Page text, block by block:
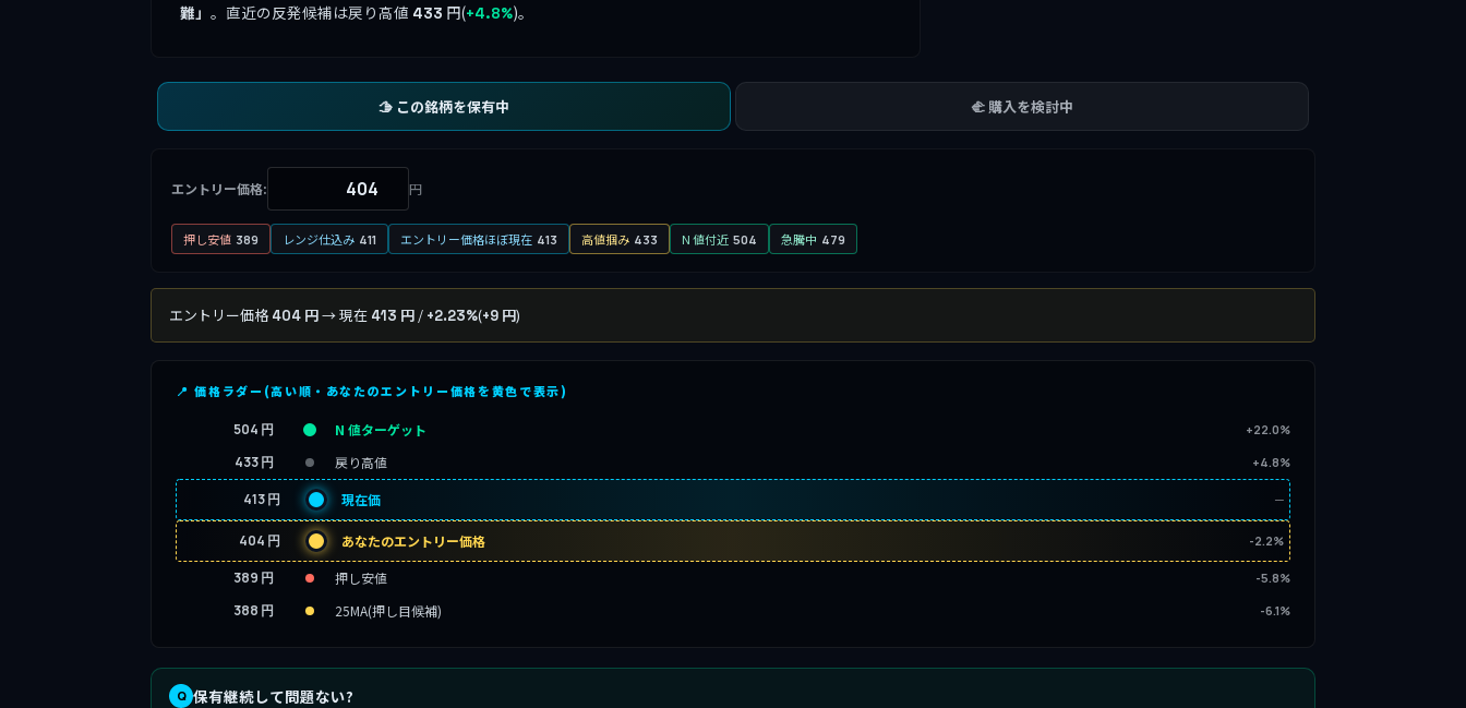
難」 。直近の反発候補は戻り高値 433 円(+4.8%)。
🫱 この銘柄を保有中 🫲 購入を検討中
エントリー価格: 円
押し安値 389 レンジ仕込み 411 エントリー価格ほぼ現在 413 高値掴み 433 N 値付近 504 急騰中 479
エントリー価格 404 円→ 現在 413 円 / +2.23%(+9 円)
📍 価格ラダー(高い順・あなたのエントリー価格を黄色で表示)
504 円 N 値ターゲット +22.0%
433 円 戻り高値 +4.8%
413 円 現在価 ─
404 円 あなたのエントリー価格 -2.2%
389 円 押し安値 -5.8%
388 円 25MA(押し目候補) -6.1%
保有継続して問題ない?